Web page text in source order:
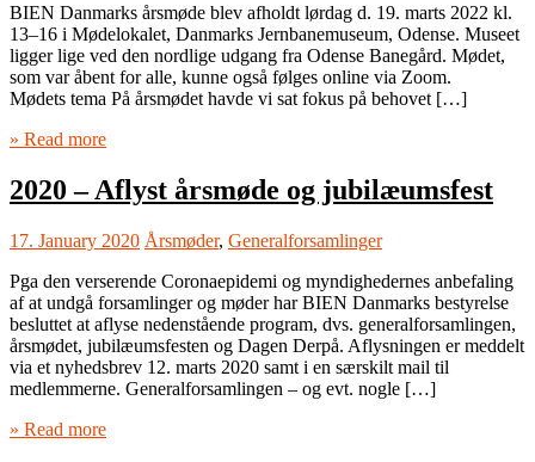
BIEN Danmarks årsmøde blev afholdt lørdag d. 19. marts 2022 kl.
13–16 i Mødelokalet, Danmarks Jernbanemuseum, Odense. Museet
ligger lige ved den nordlige udgang fra Odense Banegård. Mødet,
som var åbent for alle, kunne også følges online via Zoom.
Mødets tema På årsmødet havde vi sat fokus på behovet […]
» Read more
2020 – Aflyst årsmøde og jubilæumsfest
17. January 2020 Årsmøder, Generalforsamlinger
Pga den verserende Coronaepidemi og myndighedernes anbefaling
af at undgå forsamlinger og møder har BIEN Danmarks bestyrelse
besluttet at aflyse nedenstående program, dvs. generalforsamlingen,
årsmødet, jubilæumsfesten og Dagen Derpå. Aflysningen er meddelt
via et nyhedsbrev 12. marts 2020 samt i en særskilt mail til
medlemmerne. Generalforsamlingen – og evt. nogle […]
» Read more